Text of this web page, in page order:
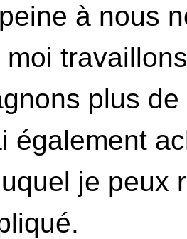
à nous
moi
plus
également
je peux